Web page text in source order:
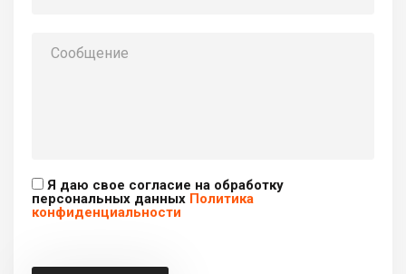
Я даю свое согласие на обработку
персональных данных Политика
конфиденциальности